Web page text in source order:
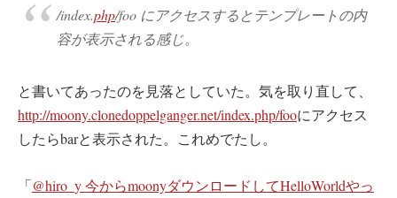
/index.php/foo にアクセスするとテンプレートの内
容が表示される感じ。
と書いてあったのを見落としていた。気を取り直して、
http://moony.clonedoppelganger.net/index.php/fooにアクセス
したらbarと表示された。これめでたし。
「@hiro_y 今からmoonyダウンロードしてHelloWorldやっ